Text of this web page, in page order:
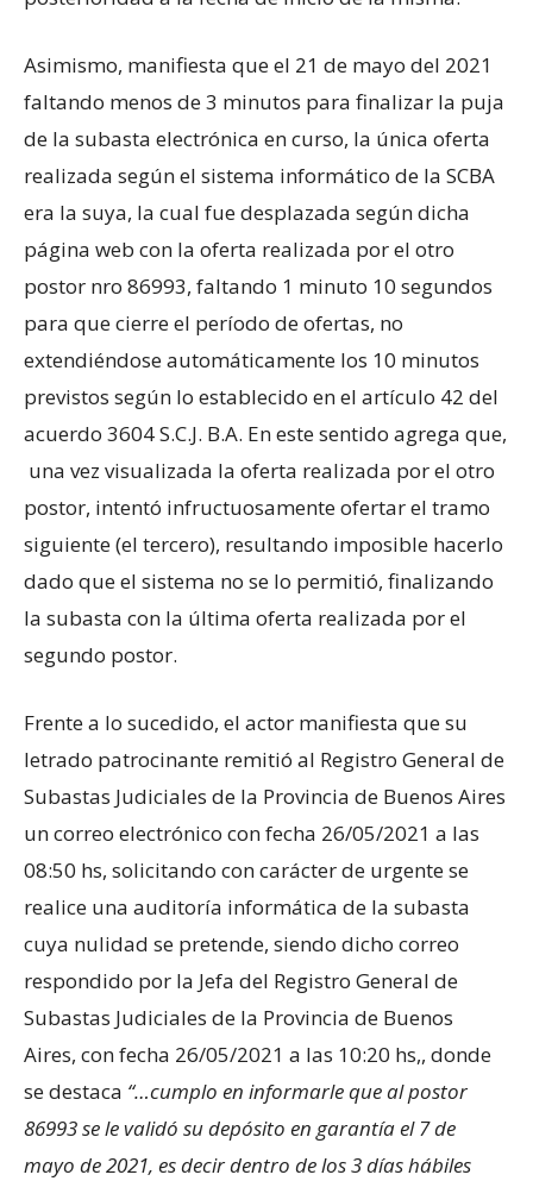
Asimismo, manifiesta que el 21 de mayo del 2021
faltando menos de 3 minutos para finalizar la puja
de la subasta electrónica en curso, la única oferta
realizada según el sistema informático de la SCBA
era la suya, la cual fue desplazada según dicha
página web con la oferta realizada por el otro
postor nro 86993, faltando 1 minuto 10 segundos
para que cierre el período de ofertas, no
extendiéndose automáticamente los 10 minutos
previstos según lo establecido en el artículo 42 del
acuerdo 3604 S.C.J. B.A. En este sentido agrega que,
una vez visualizada la oferta realizada por el otro
postor, intentó infructuosamente ofertar el tramo
siguiente (el tercero), resultando imposible hacerlo
dado que el sistema no se lo permitió, finalizando
la subasta con la última oferta realizada por el
segundo postor.
Frente a lo sucedido, el actor manifiesta que su
letrado patrocinante remitió al Registro General de
Subastas Judiciales de la Provincia de Buenos Aires
un correo electrónico con fecha 26/05/2021 a las
08:50 hs, solicitando con carácter de urgente se
realice una auditoría informática de la subasta
cuya nulidad se pretende, siendo dicho correo
respondido por la Jefa del Registro General de
Subastas Judiciales de la Provincia de Buenos
Aires, con fecha 26/05/2021 a las 10:20 hs,, donde
se destaca “…cumplo en informarle que al postor
86993 se le validó su depósito en garantía el 7 de
mayo de 2021, es decir dentro de los 3 días hábiles